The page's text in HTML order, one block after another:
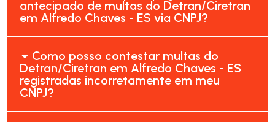
antecipado de multas do Detran/Ciretran
em Alfredo Chaves - ES via CNPJ?
Como posso contestar multas do
Detran/Ciretran em Alfredo Chaves - ES
registradas incorretamente em meu
CNPJ?